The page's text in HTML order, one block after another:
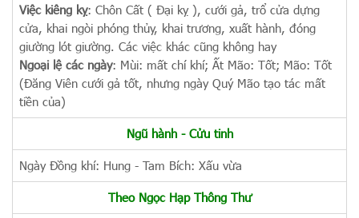
Việc kiêng kỵ: Chôn Cất ( Đại kỵ ), cưới gả, trổ cửa dựng
cửa, khai ngòi phóng thủy, khai trương, xuất hành, đóng
giường lót giường. Các việc khác cũng không hay
Ngoại lệ các ngày: Mùi: mất chí khí; Ất Mão: Tốt; Mão: Tốt
(Đăng Viên cưới gả tốt, nhưng ngày Quý Mão tạo tác mất
tiền của)
Ngũ hành - Cửu tinh
Ngày Đồng khí: Hung - Tam Bích: Xấu vừa
Theo Ngọc Hạp Thông Thư